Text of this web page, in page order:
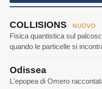
COLLISIONS NUOVO
Fisica quantistica sul
quando le particelle si
Odissea
L'epopea di Omero